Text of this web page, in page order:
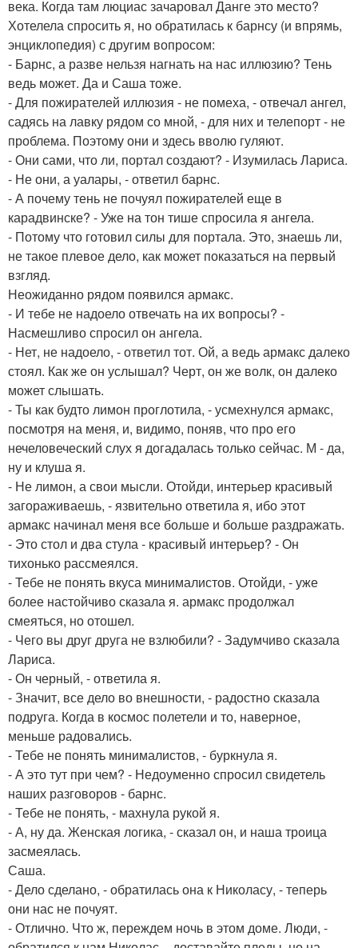
века. Когда там люциас зачаровал Данге это место?
Хотелела спросить я, но обратилась к барнсу (и впрямь,
энциклопедия) с другим вопросом:
- Барнс, а разве нельзя нагнать на нас иллюзию? Тень
ведь может. Да и Саша тоже.
- Для пожирателей иллюзия - не помеха, - отвечал ангел,
садясь на лавку рядом со мной, - для них и телепорт - не
проблема. Поэтому они и здесь вволю гуляют.
- Они сами, что ли, портал создают? - Изумилась Лариса.
- Не они, а уалары, - ответил барнс.
- А почему тень не почуял пожирателей еще в
карадвинске? - Уже на тон тише спросила я ангела.
- Потому что готовил силы для портала. Это, знаешь ли,
не такое плевое дело, как может показаться на первый
взгляд.
Неожиданно рядом появился армакс.
- И тебе не надоело отвечать на их вопросы? -
Насмешливо спросил он ангела.
- Нет, не надоело, - ответил тот. Ой, а ведь армакс далеко
стоял. Как же он услышал? Черт, он же волк, он далеко
может слышать.
- Ты как будто лимон проглотила, - усмехнулся армакс,
посмотря на меня, и, видимо, поняв, что про его
нечеловеческий слух я догадалась только сейчас. М - да,
ну и клуша я.
- Не лимон, а свои мысли. Отойди, интерьер красивый
загораживаешь, - язвительно ответила я, ибо этот
армакс начинал меня все больше и больше раздражать.
- Это стол и два стула - красивый интерьер? - Он
тихонько рассмеялся.
- Тебе не понять вкуса минималистов. Отойди, - уже
более настойчиво сказала я. армакс продолжал
смеяться, но отошел.
- Чего вы друг друга не взлюбили? - Задумчиво сказала
Лариса.
- Он черный, - ответила я.
- Значит, все дело во внешности, - радостно сказала
подруга. Когда в космос полетели и то, наверное,
меньше радовались.
- Тебе не понять минималистов, - буркнула я.
- А это тут при чем? - Недоуменно спросил свидетель
наших разговоров - барнс.
- Тебе не понять, - махнула рукой я.
- А, ну да. Женская логика, - сказал он, и наша троица
засмеялась.
Саша.
- Дело сделано, - обратилась она к Николасу, - теперь
они нас не почуят.
- Отлично. Что ж, переждем ночь в этом доме. Люди, -